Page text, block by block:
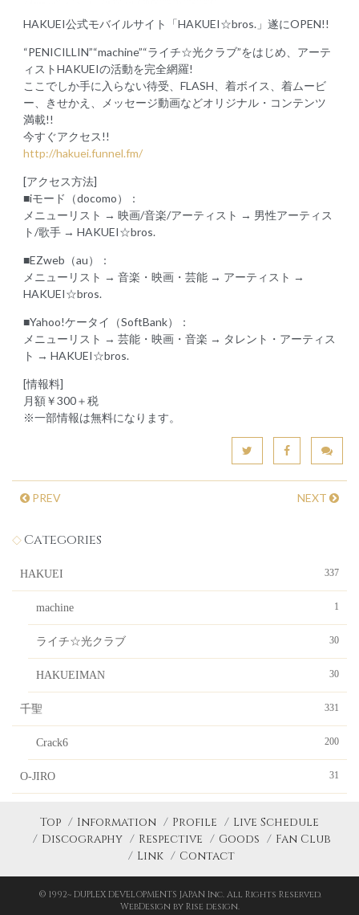
HAKUEI公式モバイルサイト「HAKUEI☆bros.」遂にOPEN!!
“PENICILLIN”“machine”“ライチ☆光クラブ”をはじめ、アーテ
ィストHAKUEIの活動を完全網羅!
ここでしか手に入らない待受、FLASH、着ボイス、着ムービ
ー、きせかえ、メッセージ動画などオリジナル・コンテンツ
満載!!
今すぐアクセス!!
http://hakuei.funnel.fm/
[アクセス方法]
■iモード（docomo）：
メニューリスト → 映画/音楽/アーティスト → 男性アーティス
ト/歌手 → HAKUEI☆bros.
■EZweb（au）：
メニューリスト → 音楽・映画・芸能 → アーティスト →
HAKUEI☆bros.
■Yahoo!ケータイ（SoftBank）：
メニューリスト → 芸能・映画・音楽 → タレント・アーティス
ト → HAKUEI☆bros.
[情報料]
月額￥300＋税
※一部情報は無料になります。
PREV NEXT
Categories
HAKUEI 337
machine 1
ライチ☆光クラブ 30
HAKUEIMAN 30
千聖 331
Crack6 200
O-JIRO 31
Top Information Profile
Live Schedule
Discography
Respective Goods
Fan Club
Link
Contact
© 1992~ DUPLEX DEVELOPMENTS JAPAN Inc. All Rights Reserved.
WebDesign by Rise design.